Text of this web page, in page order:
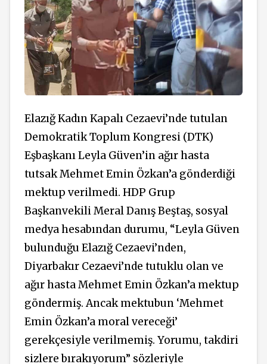
Elazığ Kadın Kapalı Cezaevi’nde tutulan
Demokratik Toplum Kongresi (DTK)
Eşbaşkanı Leyla Güven’in ağır hasta
tutsak Mehmet Emin Özkan’a gönderdiği
mektup verilmedi. HDP Grup
Başkanvekili Meral Danış Beştaş, sosyal
medya hesabından durumu, “Leyla Güven
bulunduğu Elazığ Cezaevi’nden,
Diyarbakır Cezaevi’nde tutuklu olan ve
ağır hasta Mehmet Emin Özkan’a mektup
göndermiş. Ancak mektubun ‘Mehmet
Emin Özkan’a moral vereceği’
gerekçesiyle verilmemiş. Yorumu, takdiri
sizlere bırakıyorum” sözleriyle